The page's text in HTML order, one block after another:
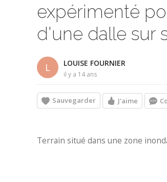
expérimenté
d'une dalle sur
L LOUISE FOURNIER
il y a 14 ans
Sauvegarder J'aime
Terrain situé dans une zone